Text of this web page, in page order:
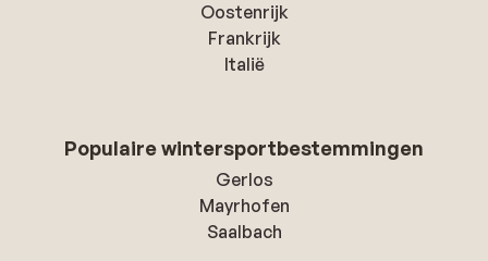
Oostenrijk
Frankrijk
Italië
Populaire wintersportbestemmingen
Gerlos
Mayrhofen
Saalbach